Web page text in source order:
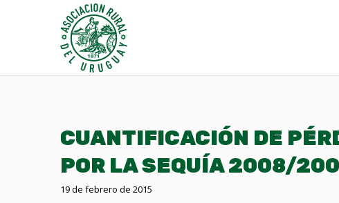
CUANTIFICACIÓN DE
POR LA SEQUÍA 2008/
19 de febrero de 2015